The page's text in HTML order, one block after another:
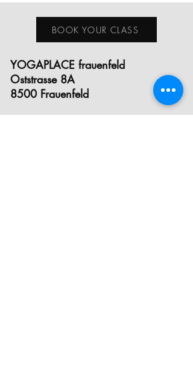
BOOK YOUR CLASS
YOGAPLACE frauenfeld
Oststrasse 8A
8500 Frauenfeld